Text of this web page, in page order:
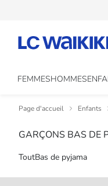
FEMMESHOMMES
Page d'accueil Enfants
GARÇONS BAS DE
ToutBas de pyjama